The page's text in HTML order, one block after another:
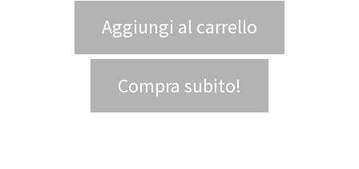
Aggiungi al carrello
Compra subito!